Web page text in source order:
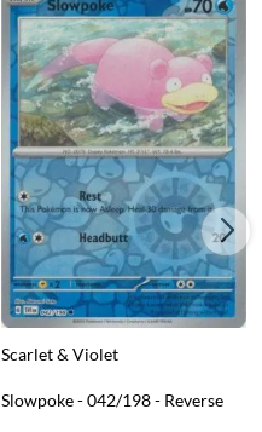
Scarlet & Violet
Slowpoke - 042/198 - Reverse